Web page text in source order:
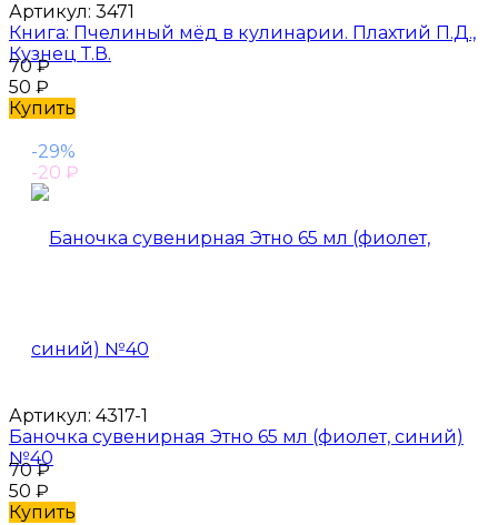
Артикул: 3471
Книга: Пчелиный мёд в кулинарии. Плахтий П.Д.,
Кузнец Т.В.
70₽
50 ₽
Купить
-29%
-20 ₽
Артикул: 4317-1
Баночка сувенирная Этно 65 мл (фиолет, синий)
№40
70₽
50 ₽
Купить